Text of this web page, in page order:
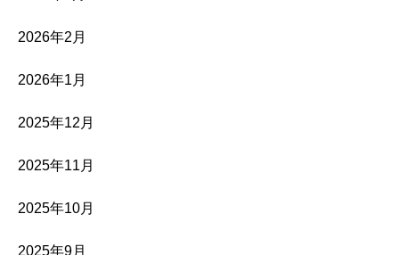
2026年2月
2026年1月
2025年12月
2025年11月
2025年10月
2025年9月